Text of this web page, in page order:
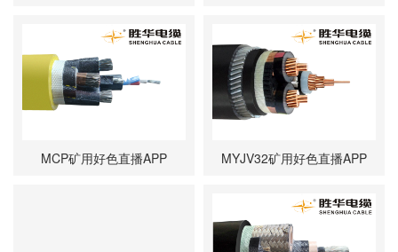
MCP矿用好色直播APP MYJV32矿用好色直播APP